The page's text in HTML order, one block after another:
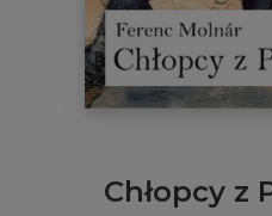
Chłopcy z